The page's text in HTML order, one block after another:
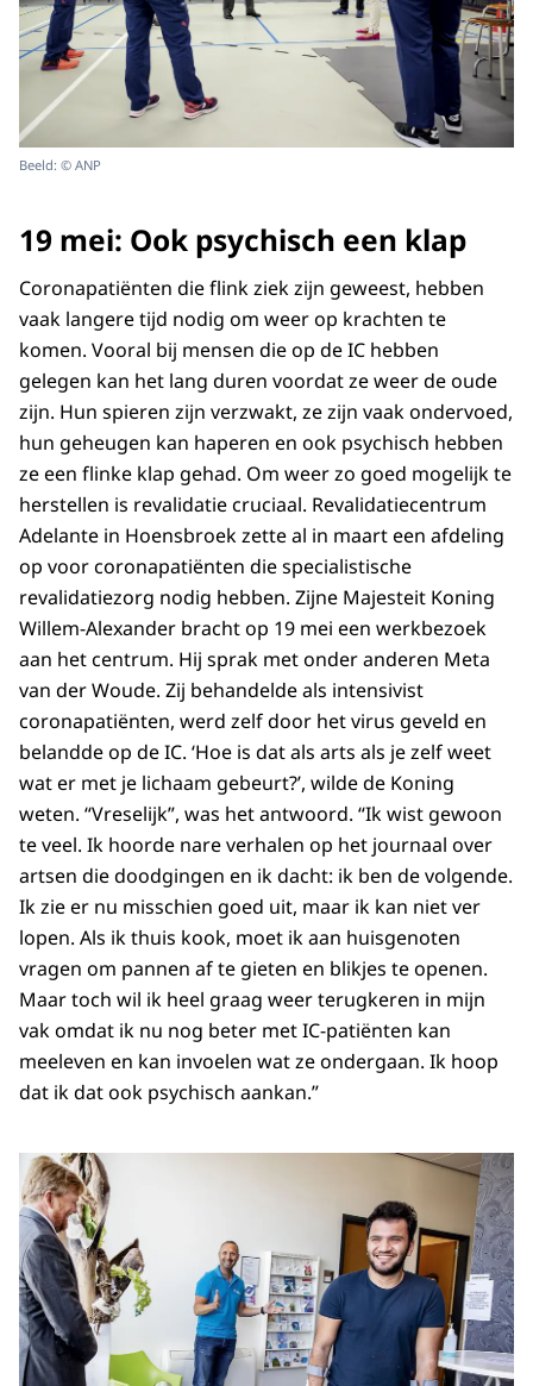
Beeld: © ANP
19 mei: Ook psychisch een klap
Coronapatiënten die flink ziek zijn geweest, hebben
vaak langere tijd nodig om weer op krachten te
komen. Vooral bij mensen die op de IC hebben
gelegen kan het lang duren voordat ze weer de oude
zijn. Hun spieren zijn verzwakt, ze zijn vaak ondervoed,
hun geheugen kan haperen en ook psychisch hebben
ze een flinke klap gehad. Om weer zo goed mogelijk te
herstellen is revalidatie cruciaal. Revalidatiecentrum
Adelante in Hoensbroek zette al in maart een afdeling
op voor coronapatiënten die specialistische
revalidatiezorg nodig hebben. Zijne Majesteit Koning
Willem-Alexander bracht op 19 mei een werkbezoek
aan het centrum. Hij sprak met onder anderen Meta
van der Woude. Zij behandelde als intensivist
coronapatiënten, werd zelf door het virus geveld en
belandde op de IC. ‘Hoe is dat als arts als je zelf weet
wat er met je lichaam gebeurt?’, wilde de Koning
weten. “Vreselijk”, was het antwoord. “Ik wist gewoon
te veel. Ik hoorde nare verhalen op het journaal over
artsen die doodgingen en ik dacht: ik ben de volgende.
Ik zie er nu misschien goed uit, maar ik kan niet ver
lopen. Als ik thuis kook, moet ik aan huisgenoten
vragen om pannen af te gieten en blikjes te openen.
Maar toch wil ik heel graag weer terugkeren in mijn
vak omdat ik nu nog beter met IC-patiënten kan
meeleven en kan invoelen wat ze ondergaan. Ik hoop
dat ik dat ook psychisch aankan.”